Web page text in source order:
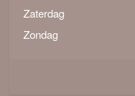
Zaterdag
Zondag